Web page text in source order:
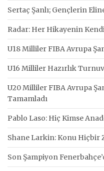
Sertaç Şanlı; Gençlerin
Radar: Her Hikayenin
U18 Milliler FIBA Avrupa
U16 Milliler Hazırlık
U20 Milliler FIBA Avrupa
Tamamladı
Pablo Laso: Hiç Kimse
Shane Larkin: Konu Hiçbir
Son Şampiyon